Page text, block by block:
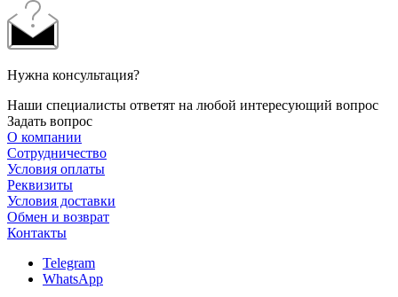
Нужна консультация?
Наши специалисты ответят на любой интересующий вопрос
Задать вопрос
О компании
Сотрудничество
Условия оплаты
Реквизиты
Условия доставки
Обмен и возврат
Контакты
Telegram
WhatsApp